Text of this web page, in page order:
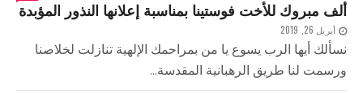
ألف مبروك للأخت فوستينا بمناسبة إعلانها النذور المؤبدة
أبريل 26, 2019
نسألك أيها الرب يسوع يا من بمراحمك الإلهية تنازلت لخلاصنا
ورسمت لنا طريق الرهبانية المقدسة...